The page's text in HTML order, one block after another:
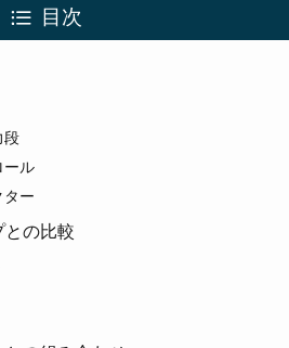
目次
段
ール
ー
との比較